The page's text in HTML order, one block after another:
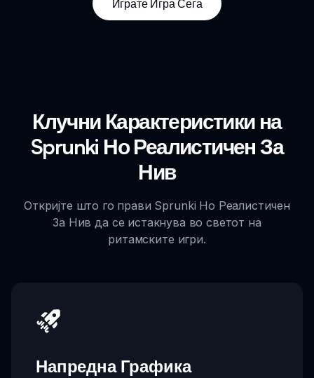
Играте Игра Сега
Клучни Карактеристики на
Sprunki Но Реалистичен За
Нив
Откријте што го прави Sprunki Но Реалистичен
За Нив да се истакнува во светот на
ритамските игри.
Напредна Графика